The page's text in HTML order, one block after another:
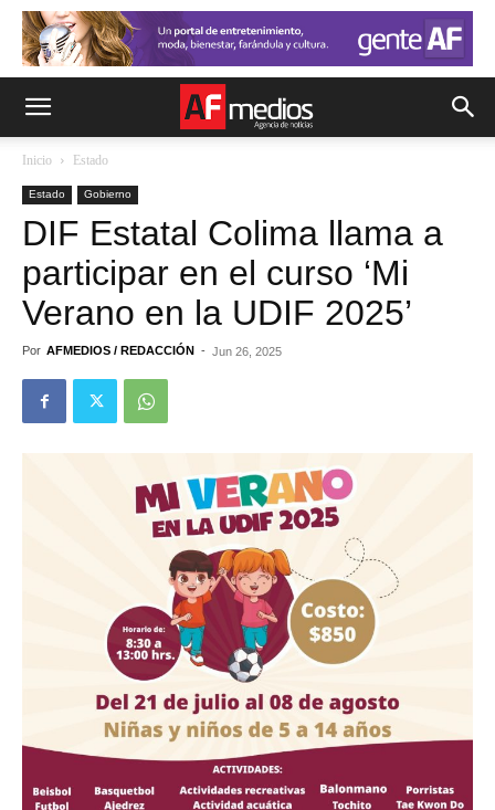
Inicio Estado
Estado Gobierno
DIF Estatal Colima llama a
participar en el curso ‘Mi
Verano en la UDIF 2025’
Por AFMEDIOS / REDACCIÓN - Jun 26, 2025